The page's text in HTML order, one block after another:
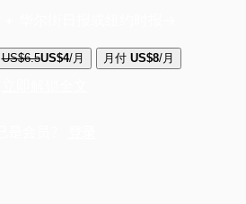
US$6.5US$4/月 月付 US$8/月